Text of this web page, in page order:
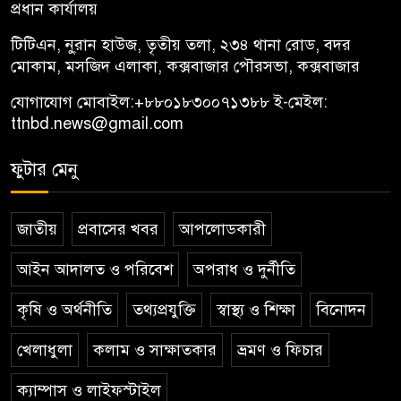
প্রধান কার্যালয়
টিটিএন, নু্রান হাউজ, তৃতীয় তলা, ২৩৪ থানা রোড, বদর
মোকাম, মসজিদ এলাকা, কক্সবাজার পৌরসভা, কক্সবাজার
যোগাযোগ মোবাইল:+৮৮০১৮৩০০৭১৩৮৮ই-মেইল:
ttnbd.news@gmail.com
ফুটার মেনু
জাতীয় প্রবাসের খবর আপলোডকারী
আইন আদালত ও পরিবেশ অপরাধ ও দুর্নীতি
কৃষি ও অর্থনীতি তথ্যপ্রযুক্তি স্বাস্থ্য ও শিক্ষা বিনোদন
খেলাধুলা কলাম ও সাক্ষাতকার ভ্রমণ ও ফিচার
ক্যাম্পাস ও লাইফস্টাইল